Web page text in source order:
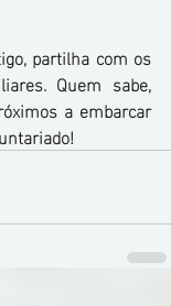
partilha com os
Quem sabe,
a embarcar